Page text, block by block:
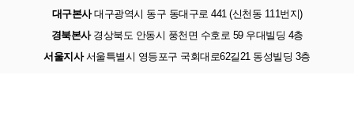
대구본사대구광역시 동구 동대구로 441 (신천동 111번지)
경북본사경상북도 안동시 풍천면 수호로 59 우대빌딩 4층
서울지사서울특별시 영등포구 국회대로62길21 동성빌딩 3층